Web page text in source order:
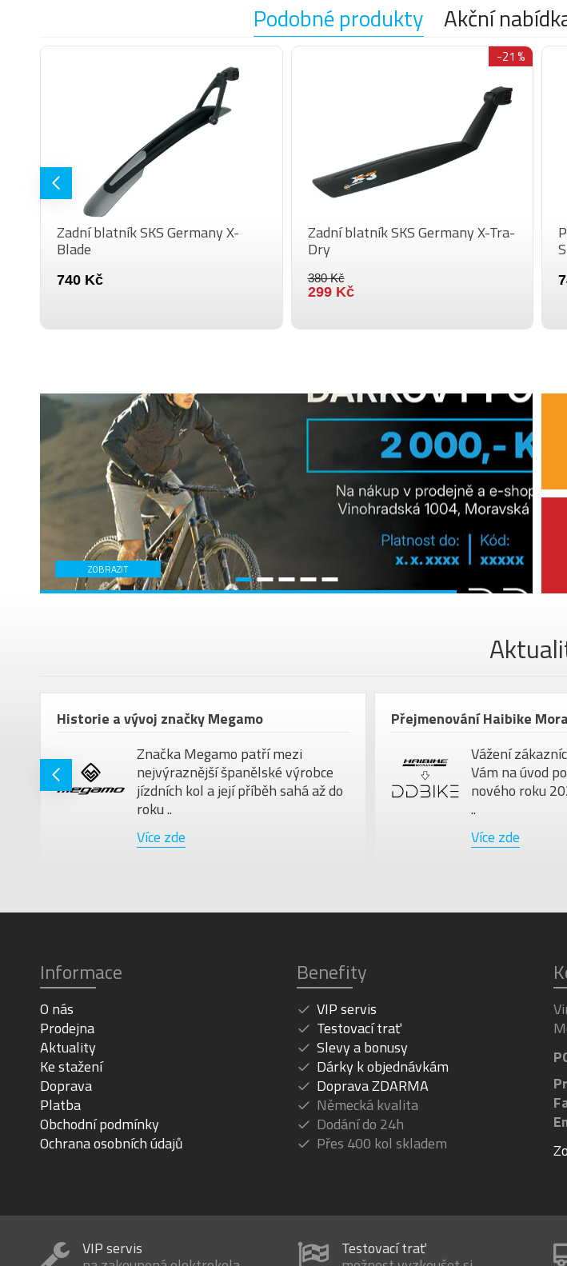
Podobné produkty Akční
Zadní blatník SKS Germany X-
Blade
740 Kč
-21 %
Zadní blatník SKS Germany X-Tra-
Dry
380 Kč
299 Kč
ZOBRAZIT
Historie a vývoj značky Megamo
Značka Megamo patří mezi
nejvýraznější španělské výrobce
jízdních kol a její příběh sahá až do
roku ..
Více zde
Přejmenování Haibike
Vážení
Vám na úvod
nového roku
..
Více zde
Informace
O nás
Prodejna
Aktuality
Ke stažení
Doprava
Platba
Obchodní podmínky
Ochrana osobních údajů
Benefity
VIP servis
Testovací trať
Slevy a bonusy
Dárky k objednávkám
Doprava ZDARMA
Německá kvalita
Dodání do 24h
Přes 400 kol skladem
VIP servis Testovací trať